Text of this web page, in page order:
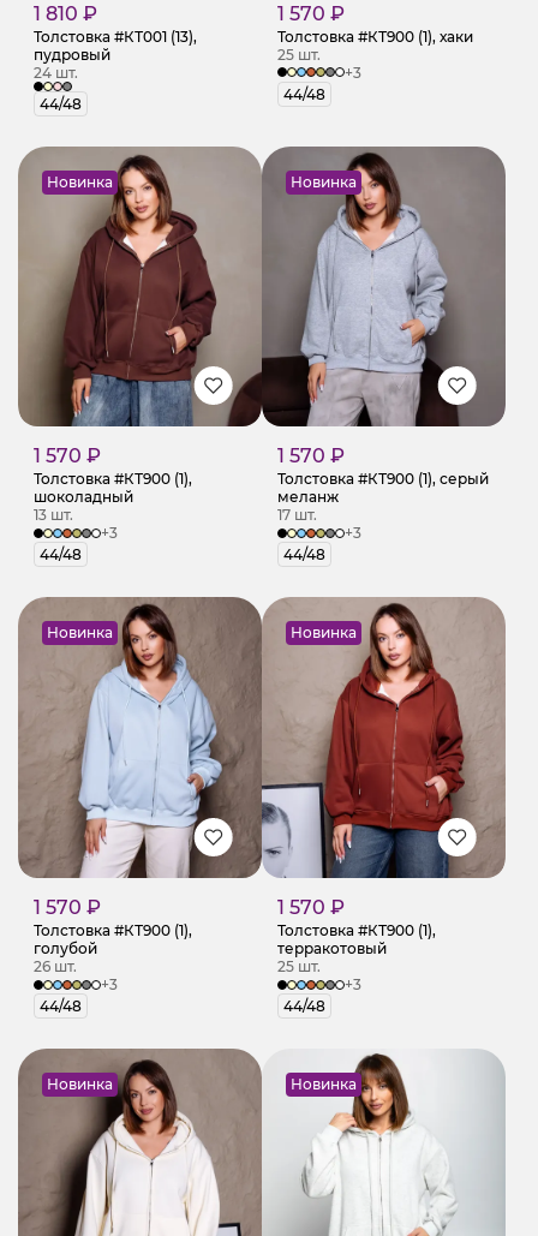
1 810 ₽
Толстовка #КТ001 (13),
пудровый
24 шт.
44/48
1 570 ₽
Толстовка #КТ900 (1), хаки
25 шт.
+3
44/48
Новинка
1 570 ₽
Толстовка #КТ900 (1),
шоколадный
13 шт.
+3
44/48
Новинка
1 570 ₽
Толстовка #КТ900 (1), серый
меланж
17 шт.
+3
44/48
Новинка
1 570 ₽
Толстовка #КТ900 (1),
голубой
26 шт.
+3
44/48
Новинка
1 570 ₽
Толстовка #КТ900 (1),
терракотовый
25 шт.
+3
44/48
Новинка Новинка